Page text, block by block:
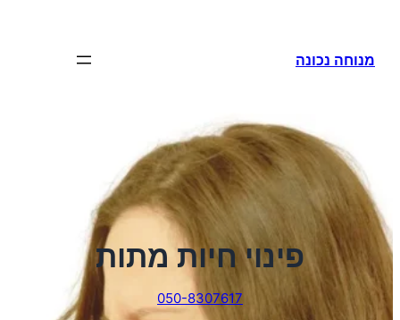
מנוחה נכונה
פינוי חיות מתות
050-8307617